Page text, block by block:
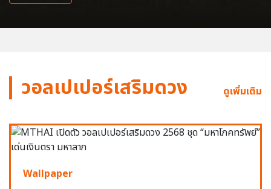
วอลเปเปอร์เสริมดวง ดูเพิ่มเติม
Wallpaper